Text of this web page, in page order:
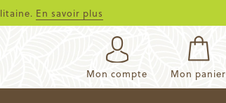
En savoir plus
Mon panier
Mon compte